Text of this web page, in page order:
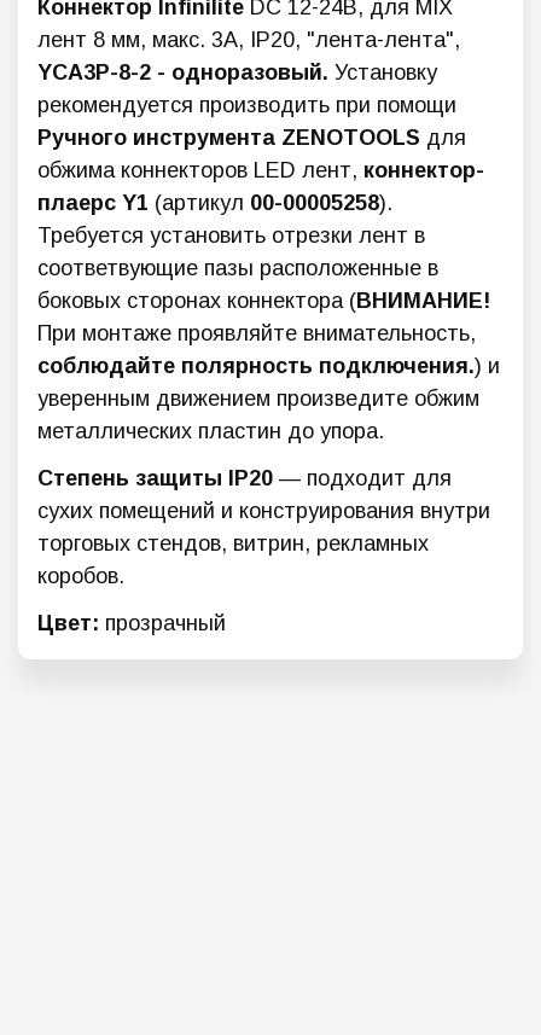
Коннектор Infinilite DC 12-24В, для MIX
лент 8 мм, макс. 3А, IP20, "лента-лента",
YСA3P-8-2 - одноразовый. Установку
рекомендуется производить при помощи
Ручного инструмента ZENOTOOLS для
обжима коннекторов LED лент, коннектор-
плаерс Y1 (артикул 00-00005258).
Требуется установить отрезки лент в
соответвующие пазы расположенные в
боковых сторонах коннектора (ВНИМАНИЕ!
При монтаже проявляйте внимательность,
соблюдайте полярность подключения.) и
уверенным движением произведите обжим
металлических пластин до упора.
Степень защиты IP20 — подходит для
сухих помещений и конструирования внутри
торговых стендов, витрин, рекламных
коробов.
Цвет: прозрачный